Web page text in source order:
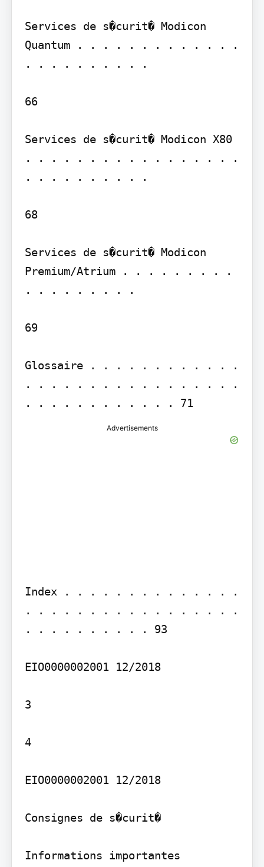
Services de s�curit� Modicon
Quantum . . . . . . . . . . . . .
. . . . . . . . . .
66
Services de s�curit� Modicon X80
. . . . . . . . . . . . . . . . .
. . . . . . . . . .
68
Services de s�curit� Modicon
Premium/Atrium . . . . . . . . .
. . . . . . . . .
69
Glossaire . . . . . . . . . . . .
. . . . . . . . . . . . . . . . .
. . . . . . . . . . . . 71
Advertisements
Index . . . . . . . . . . . . . .
. . . . . . . . . . . . . . . . .
. . . . . . . . . . 93
EIO0000002001 12/2018
3
4
EIO0000002001 12/2018
Consignes de s�curit�
Informations importantes